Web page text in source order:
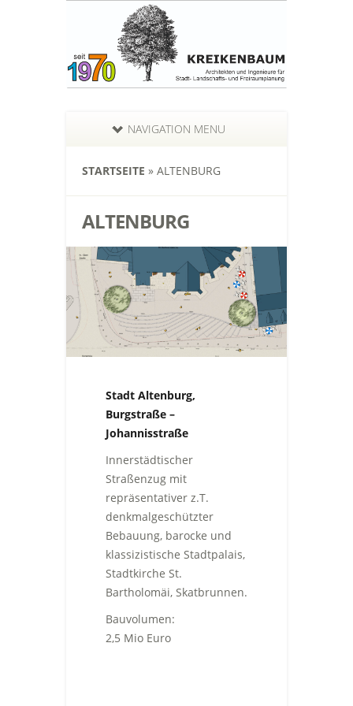
NAVIGATION MENU
STARTSEITE » ALTENBURG
ALTENBURG
Stadt Altenburg,
Burgstraße –
Johannisstraße
Innerstädtischer
Straßenzug mit
repräsentativer z.T.
denkmalgeschützter
Bebauung, barocke und
klassizistische Stadtpalais,
Stadtkirche St.
Bartholomäi, Skatbrunnen.
Bauvolumen:
2,5 Mio Euro